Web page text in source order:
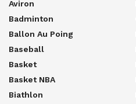
Aviron
Badminton
Ballon Au Poing
Baseball
Basket
Basket NBA
Biathlon